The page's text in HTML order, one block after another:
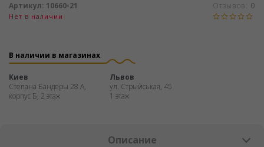
Нет в наличии
Отзывов: 0
Артикул: 10660-21
В наличии в магазинах
Киев
Степана Бандеры 28 А,
корпус Б, 2 этаж
Львов
ул. Стрыйськая, 45
1 этаж
Описание